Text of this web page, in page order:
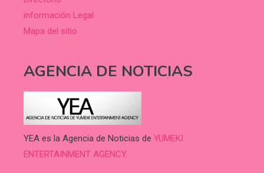
información Legal
Mapa del sitio
AGENCIA DE NOTICIAS
YEA es la Agencia de Noticias de YUMEKI
ENTERTAINMENT AGENCY.